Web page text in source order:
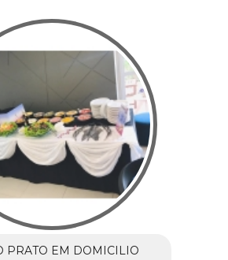
PRATO EM DOMICILIO